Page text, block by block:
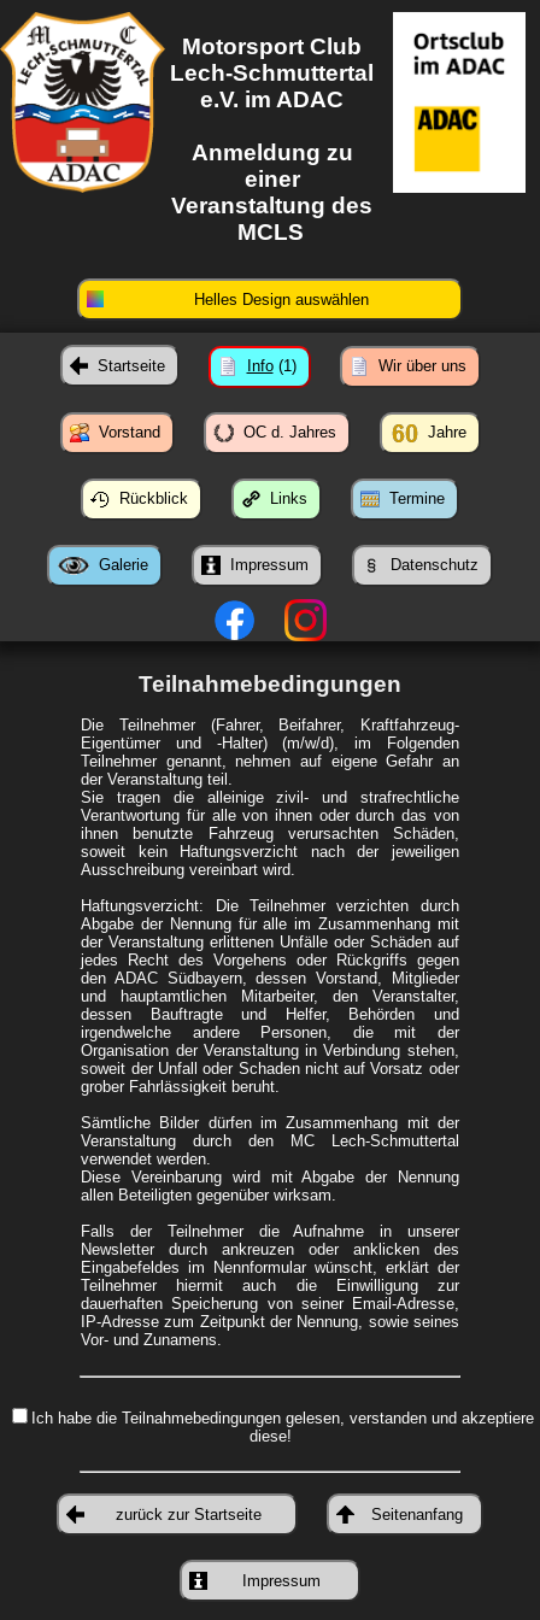
Motorsport Club
Lech-Schmuttertal
e.V. im ADAC
Anmeldung zu
einer
Veranstaltung des
MCLS
Helles Design auswählen
Startseite Info(1) Wir über uns
Vorstand OC d. Jahres Jahre
Rückblick Links Termine
Galerie Impressum Datenschutz
Teilnahmebedingungen
Die Teilnehmer (Fahrer, Beifahrer, Kraftfahrzeug-
Eigentümer und -Halter) (m/w/d), im Folgenden
Teilnehmer genannt, nehmen auf eigene Gefahr an
der Veranstaltung teil.
Sie tragen die alleinige zivil- und strafrechtliche
Verantwortung für alle von ihnen oder durch das von
ihnen benutzte Fahrzeug verursachten Schäden,
soweit kein Haftungsverzicht nach der jeweiligen
Ausschreibung vereinbart wird.
Haftungsverzicht: Die Teilnehmer verzichten durch
Abgabe der Nennung für alle im Zusammenhang mit
der Veranstaltung erlittenen Unfälle oder Schäden auf
jedes Recht des Vorgehens oder Rückgriffs gegen
den ADAC Südbayern, dessen Vorstand, Mitglieder
und hauptamtlichen Mitarbeiter, den Veranstalter,
dessen Bauftragte und Helfer, Behörden und
irgendwelche andere Personen, die mit der
Organisation der Veranstaltung in Verbindung stehen,
soweit der Unfall oder Schaden nicht auf Vorsatz oder
grober Fahrlässigkeit beruht.
Sämtliche Bilder dürfen im Zusammenhang mit der
Veranstaltung durch den MC Lech-Schmuttertal
verwendet werden.
Diese Vereinbarung wird mit Abgabe der Nennung
allen Beteiligten gegenüber wirksam.
Falls der Teilnehmer die Aufnahme in unserer
Newsletter durch ankreuzen oder anklicken des
Eingabefeldes im Nennformular wünscht, erklärt der
Teilnehmer hiermit auch die Einwilligung zur
dauerhaften Speicherung von seiner Email-Adresse,
IP-Adresse zum Zeitpunkt der Nennung, sowie seines
Vor- und Zunamens.
Ich habe die Teilnahmebedingungen gelesen, verstanden und akzeptiere
diese!
zurück zur Startseite Seitenanfang
Impressum